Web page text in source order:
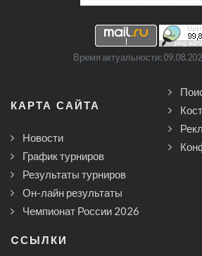
Время актуальности:
КАРТА САЙТА
Новости
График турниров
Результаты турниров
Он-лайн результаты
Чемпионат России 2026
CСЫЛКИ